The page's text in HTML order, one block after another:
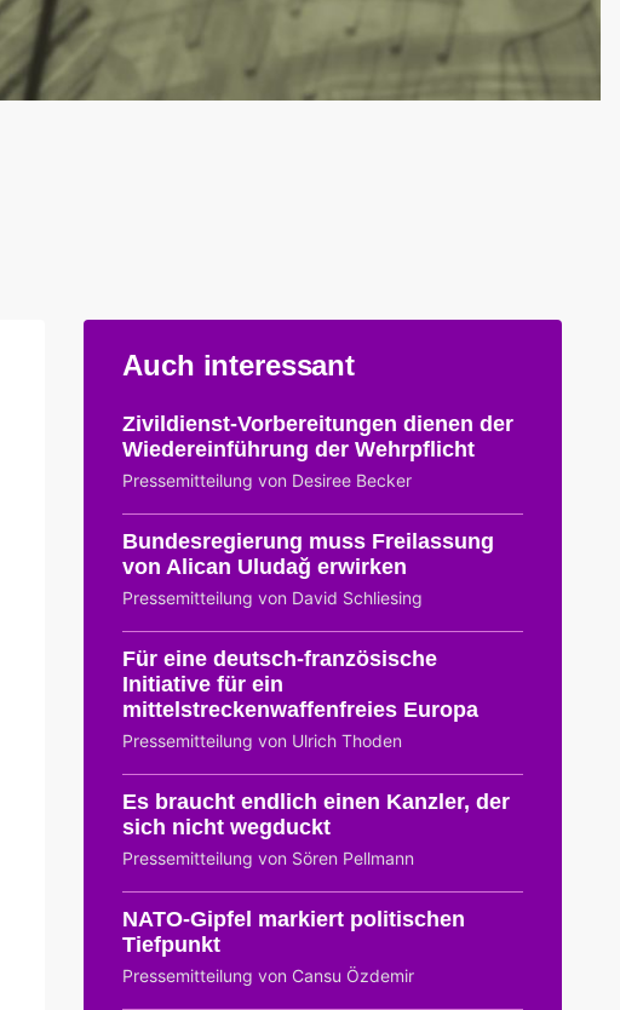
Auch interessant
Zivildienst-Vorbereitungen dienen der
Wiedereinführung der Wehrpflicht
Pressemitteilung von Desiree Becker
Bundesregierung muss Freilassung
von Alican Uludağ erwirken
Pressemitteilung von David Schliesing
Für eine deutsch-französische
Initiative für ein
mittelstreckenwaffenfreies Europa
Pressemitteilung von Ulrich Thoden
Es braucht endlich einen Kanzler, der
sich nicht wegduckt
Pressemitteilung von Sören Pellmann
NATO-Gipfel markiert politischen
Tiefpunkt
Pressemitteilung von Cansu Özdemir